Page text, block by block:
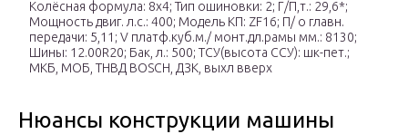
Колёсная формула: 8х4; Тип ошиновки: 2; Г/П,т.: 29,6*;
Мощность двиг. л.с.: 400; Модель КП: ZF16; П/ о главн.
передачи: 5,11; V платф.куб.м./ монт.дл.рамы мм.: 8130;
Шины: 12.00R20; Бак, л.: 500; ТСУ(высота ССУ): шк-пет.;
МКБ, МОБ, ТНВД BOSCH, ДЗК, выхл вверх
Нюансы конструкции машины